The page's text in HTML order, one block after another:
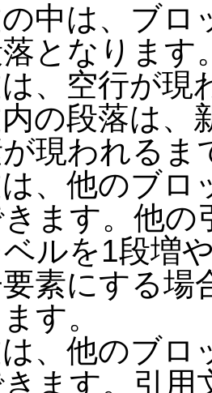
中は、ブロ
となります
、空行が現
の段落は、
現われるま
、他のブロ
ます。他の
ルを1段増
素にする場
す。
、他のブロ
ます。引